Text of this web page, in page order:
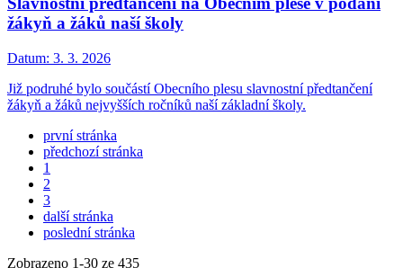
žákyň a žáků naší školy
Datum: 3. 3. 2026
Již podruhé bylo součástí Obecního plesu slavnostní předtančení
žákyň a žáků nejvyšších ročníků naší základní školy.
první stránka
předchozí stránka
1
2
3
další stránka
poslední stránka
Zobrazeno 1-30 ze 435